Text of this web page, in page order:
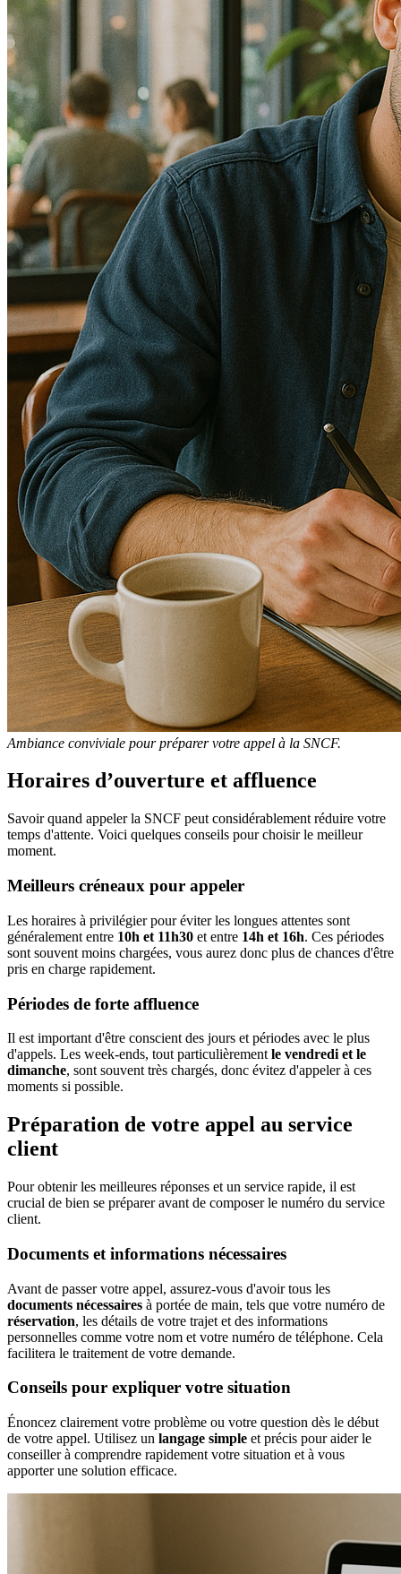
Ambiance conviviale pour préparer votre appel à la SNCF.
Horaires d’ouverture et affluence
Savoir quand appeler la SNCF peut considérablement réduire votre
temps d'attente. Voici quelques conseils pour choisir le meilleur
moment.
Meilleurs créneaux pour appeler
Les horaires à privilégier pour éviter les longues attentes sont
généralement entre 10h et 11h30 et entre 14h et 16h. Ces périodes
sont souvent moins chargées, vous aurez donc plus de chances d'être
pris en charge rapidement.
Périodes de forte affluence
Il est important d'être conscient des jours et périodes avec le plus
d'appels. Les week-ends, tout particulièrement le vendredi et le
dimanche, sont souvent très chargés, donc évitez d'appeler à ces
moments si possible.
Préparation de votre appel au service
client
Pour obtenir les meilleures réponses et un service rapide, il est
crucial de bien se préparer avant de composer le numéro du service
client.
Documents et informations nécessaires
Avant de passer votre appel, assurez-vous d'avoir tous les
documents nécessaires à portée de main, tels que votre numéro de
réservation, les détails de votre trajet et des informations
personnelles comme votre nom et votre numéro de téléphone. Cela
facilitera le traitement de votre demande.
Conseils pour expliquer votre situation
Énoncez clairement votre problème ou votre question dès le début
de votre appel. Utilisez un langage simple et précis pour aider le
conseiller à comprendre rapidement votre situation et à vous
apporter une solution efficace.